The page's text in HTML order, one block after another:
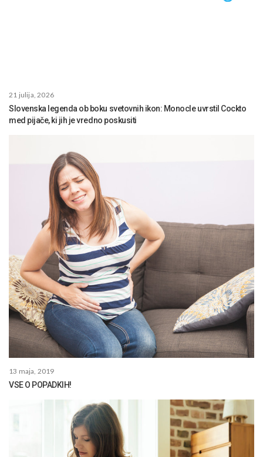
21 julija, 2026
Slovenska legenda ob boku svetovnih ikon: Monocle uvrstil Cockto
med pijače, ki jih je vredno poskusiti
13 maja, 2019
VSE O POPADKIH!